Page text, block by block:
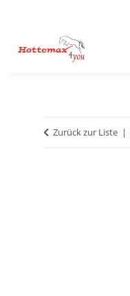
Zurück zur Liste